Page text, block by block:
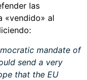
las
«vendido» al
mandate of
send a very
that the EU